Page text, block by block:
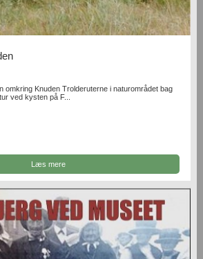
omkring Knuden Trolderuterne i naturområdet bag
ved kysten på F...
Læs mere